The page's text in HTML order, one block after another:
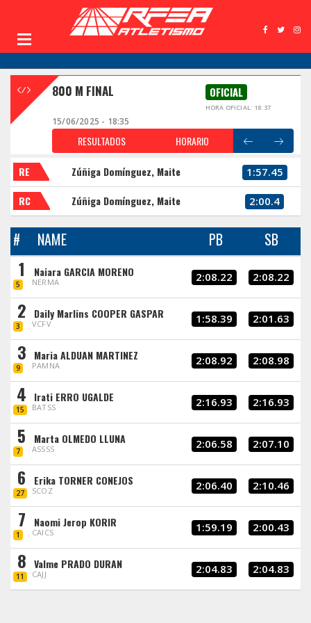
800 M FINAL OFICIAL
HORA OFICIAL: 18:37
15/06/2025 - 18:35
RESULTADOS HORARIO
RE Zúñiga Domínguez, Maite 1:57.45
RC Zúñiga Domínguez, Maite 2:00.4
# NAME PB SB
1
5
Naiara GARCIA MORENO
NERMA 2:08.22 2:08.22
2
3
Daily Marlins COOPER GASPAR
VCFV 1:58.39 2:01.63
3
9
Maria ALDUAN MARTINEZ
PAMNA 2:08.92 2:08.98
4
15
Irati ERRO UGALDE
BATSS 2:16.93 2:16.93
5
7
Marta OLMEDO LLUNA
ASSSS 2:06.58 2:07.10
6
27
Erika TORNER CONEJOS
SCOZ 2:06.40 2:10.46
7
1
Naomi Jerop KORIR
CAICS 1:59.19 2:00.43
8
11
Valme PRADO DURAN
CAJJ 2:04.83 2:04.83